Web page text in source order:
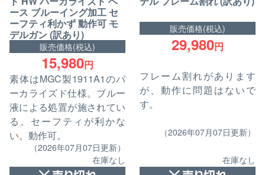
ース ブルーイング加工 セ
ーフティ利かず 動作可 モ
デルガン (訳あり)
販売価格(税込)
15,980円
素体はMGC製1911A1のパ
ーカライズド仕様。ブルー
液による処置が施されてい
る。セーフティが利かな
い。動作可。
（2026年07月07日更新）
在庫なし
販売価格(税込)
29,980円
フレーム割れがあります
が、動作に問題はないで
す。
（2026年07月07日更新）
在庫なし